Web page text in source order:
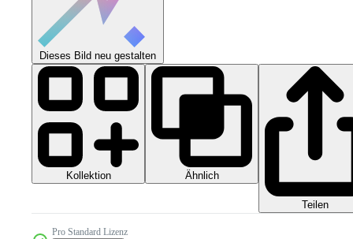
Dieses Bild neu gestalten
Kollektion Ähnlich
Teilen
Pro Standard Lizenz